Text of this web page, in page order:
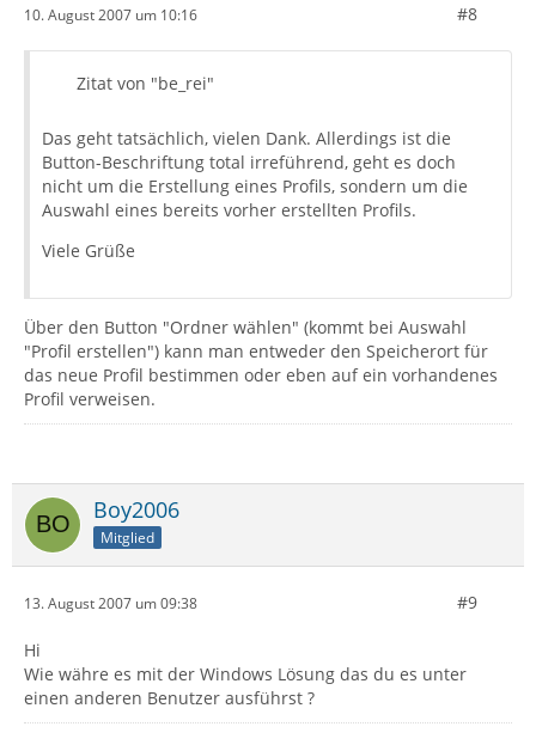
10. August 2007 um 10:16 #8
Zitat von "be_rei"
Das geht tatsächlich, vielen Dank. Allerdings ist die
Button-Beschriftung total irreführend, geht es doch
nicht um die Erstellung eines Profils, sondern um die
Auswahl eines bereits vorher erstellten Profils.
Viele Grüße
Über den Button "Ordner wählen" (kommt bei Auswahl
"Profil erstellen") kann man entweder den Speicherort für
das neue Profil bestimmen oder eben auf ein vorhandenes
Profil verweisen.
Boy2006
Mitglied
13. August 2007 um 09:38 #9
Hi
Wie währe es mit der Windows Lösung das du es unter
einen anderen Benutzer ausführst ?